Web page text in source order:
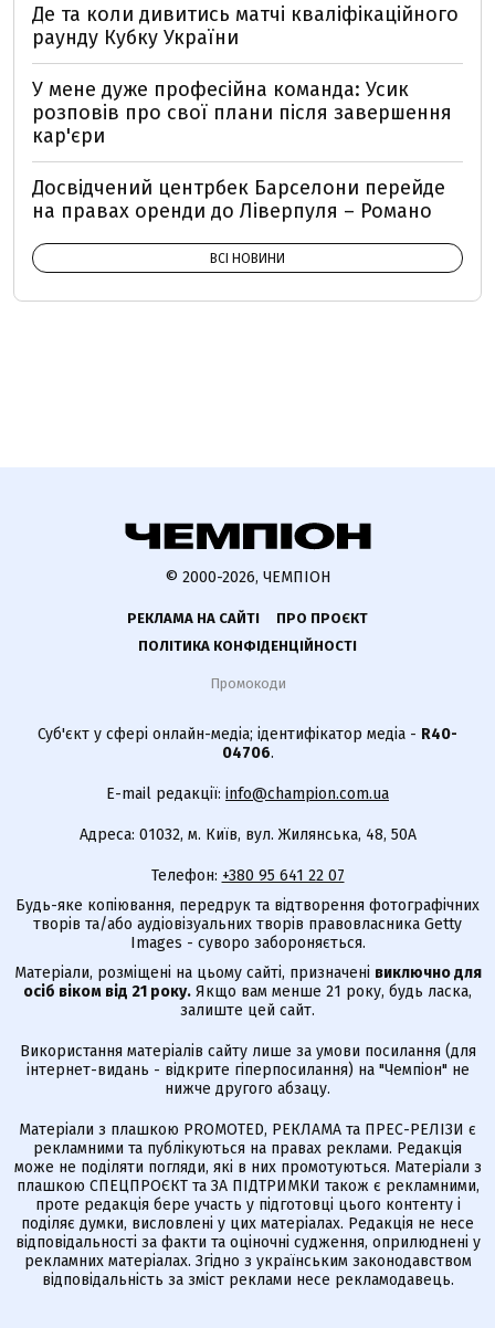
Де та коли дивитись матчі кваліфікаційного
раунду Кубку України
У мене дуже професійна команда: Усик
розповів про свої плани після завершення
кар'єри
Досвідчений центрбек Барселони перейде
на правах оренди до Ліверпуля – Романо
ВСІ НОВИНИ
© 2000-2026, ЧЕМПІОН
РЕКЛАМА НА САЙТІ
ПРО ПРОЄКТ
ПОЛІТИКА КОНФІДЕНЦІЙНОСТІ
Промокоди
Суб'єкт у сфері онлайн-медіа; ідентифікатор медіа - R40-
04706.
E-mail редакції: info@champion.com.ua
Адреса: 01032, м. Київ, вул. Жилянська, 48, 50А
Телефон: +380 95 641 22 07
Будь-яке копіювання, передрук та відтворення фотографічних
творів та/або аудіовізуальних творів правовласника Getty
Images - суворо забороняється.
Матеріали, розміщені на цьому сайті, призначені виключно для
осіб віком від 21 року. Якщо вам менше 21 року, будь ласка,
залиште цей сайт.
Використання матеріалів сайту лише за умови посилання (для
інтернет-видань - відкрите гіперпосилання) на "Чемпіон" не
нижче другого абзацу.
Матеріали з плашкою PROMOTED, РЕКЛАМА та ПРЕС-РЕЛІЗИ є
рекламними та публікуються на правах реклами. Редакція
може не поділяти погляди, які в них промотуються. Матеріали з
плашкою СПЕЦПРОЄКТ та ЗА ПІДТРИМКИ також є рекламними,
проте редакція бере участь у підготовці цього контенту і
поділяє думки, висловлені у цих матеріалах. Редакція не несе
відповідальності за факти та оціночні судження, оприлюднені у
рекламних матеріалах. Згідно з українським законодавством
відповідальність за зміст реклами несе рекламодавець.